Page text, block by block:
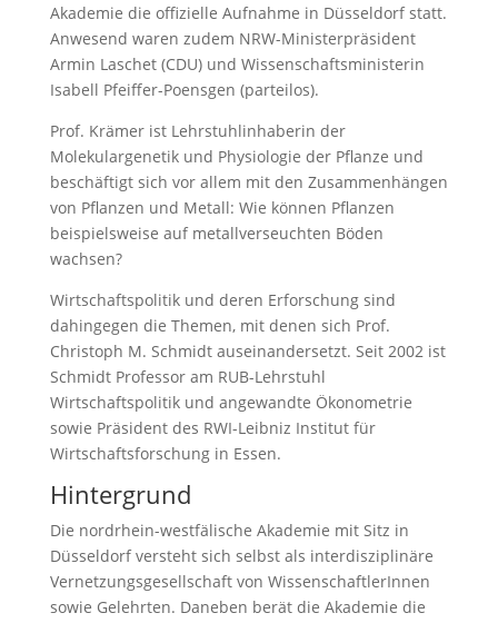
Akademie die offizielle Aufnahme in Düsseldorf statt.
Anwesend waren zudem NRW-Ministerpräsident
Armin Laschet (CDU) und Wissenschaftsministerin
Isabell Pfeiffer-Poensgen (parteilos).
Prof. Krämer ist Lehrstuhlinhaberin der
Molekulargenetik und Physiologie der Pflanze und
beschäftigt sich vor allem mit den Zusammenhängen
von Pflanzen und Metall: Wie können Pflanzen
beispielsweise auf metallverseuchten Böden
wachsen?
Wirtschaftspolitik und deren Erforschung sind
dahingegen die Themen, mit denen sich Prof.
Christoph M. Schmidt auseinandersetzt. Seit 2002 ist
Schmidt Professor am RUB-Lehrstuhl
Wirtschaftspolitik und angewandte Ökonometrie
sowie Präsident des RWI-Leibniz Institut für
Wirtschaftsforschung in Essen.
Hintergrund
Die nordrhein-westfälische Akademie mit Sitz in
Düsseldorf versteht sich selbst als interdisziplinäre
Vernetzungsgesellschaft von WissenschaftlerInnen
sowie Gelehrten. Daneben berät die Akademie die